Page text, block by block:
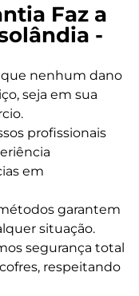
Faz a
-
nenhum dano
seja em sua
profissionais
em
garantem
situação.
segurança total
respeitando